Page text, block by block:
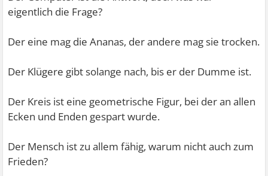
eigentlich die Frage?
Der eine mag die Ananas, der andere mag sie trocken.
Der Klügere gibt solange nach, bis er der Dumme ist.
Der Kreis ist eine geometrische Figur, bei der an allen
Ecken und Enden gespart wurde.
Der Mensch ist zu allem fähig, warum nicht auch zum
Frieden?